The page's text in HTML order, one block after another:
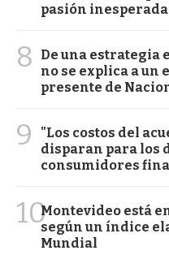
pasión inesperada
8
De una estrategia
no se explica a un
presente de
9
"Los costos del
disparan para los
consumidores
10Montevideo está
según un índice
Mundial